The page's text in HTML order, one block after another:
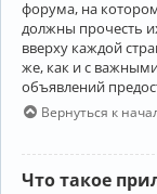
форума, на
должны прочесть
вверху каждой
же, как и с
объявлений
Вернуться к
Что такое